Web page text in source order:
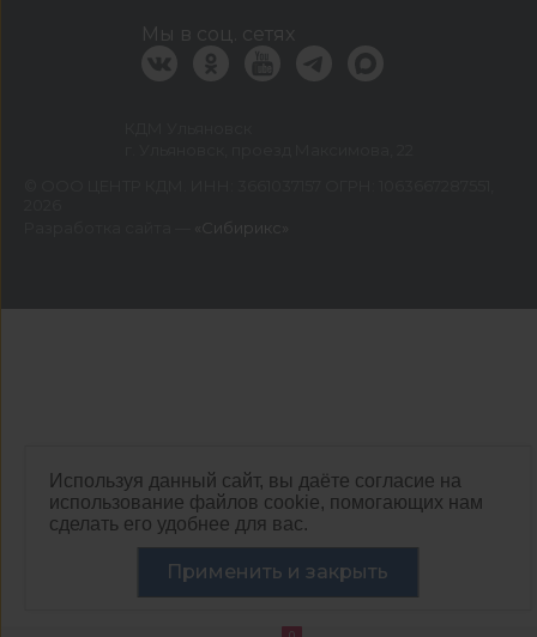
Используя данный сайт, вы даёте согласие на
использование файлов cookie, помогающих нам
сделать его удобнее для вас.
Применить и закрыть
Мы в соц. сетях
«Сибирикс»